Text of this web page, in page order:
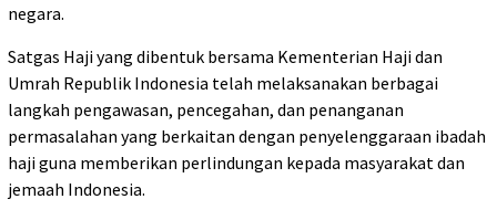
negara.
Satgas Haji yang dibentuk bersama Kementerian Haji dan
Umrah Republik Indonesia telah melaksanakan berbagai
langkah pengawasan, pencegahan, dan penanganan
permasalahan yang berkaitan dengan penyelenggaraan ibadah
haji guna memberikan perlindungan kepada masyarakat dan
jemaah Indonesia.